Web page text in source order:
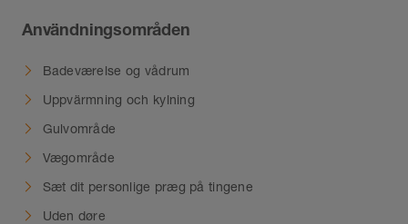
Användningsområden
Badeværelse og vådrum
Uppvärmning och kylning
Gulvområde
Vægområde
Sæt dit personlige præg på tingene
Uden døre